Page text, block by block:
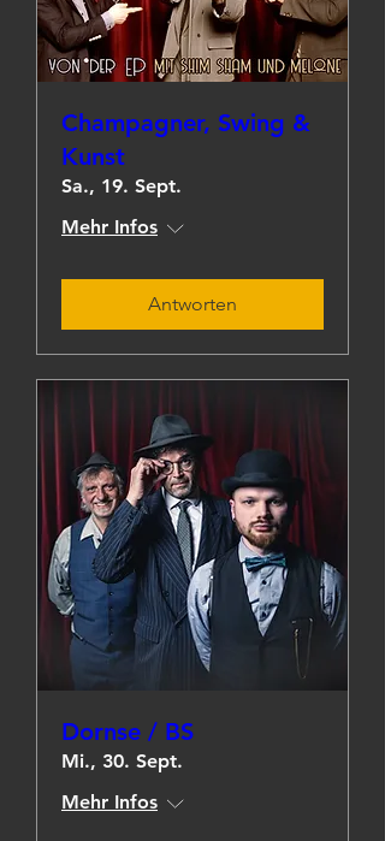
Champagner, Swing &
Kunst
Sa., 19. Sept.
Mehr Infos
Antworten
Dornse / BS
Mi., 30. Sept.
Mehr Infos